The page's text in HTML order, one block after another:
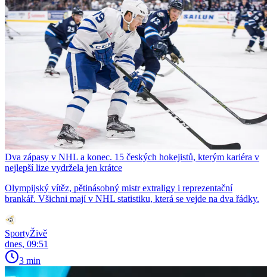
Dva zápasy v NHL a konec. 15 českých hokejistů, kterým kariéra v
nejlepší lize vydržela jen krátce
Olympijský vítěz, pětinásobný mistr extraligy i reprezentační
brankář. Všichni mají v NHL statistiku, která se vejde na dva řádky.
SportyŽivě
dnes, 09:51
3 min